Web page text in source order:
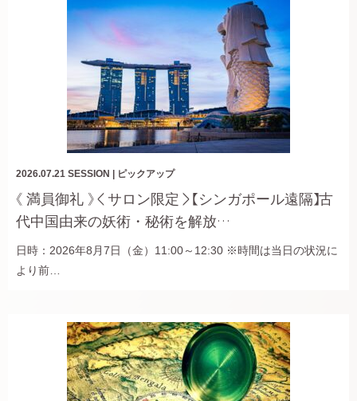
2026.07.21 SESSION ピックアップ
《 満員御礼 》＜サロン限定＞【シンガポール遠隔】古
代中国由来の妖術・秘術を解放…
日時：2026年8月7日（金）11:00～12:30 ※時間は当日の状況に
より前…